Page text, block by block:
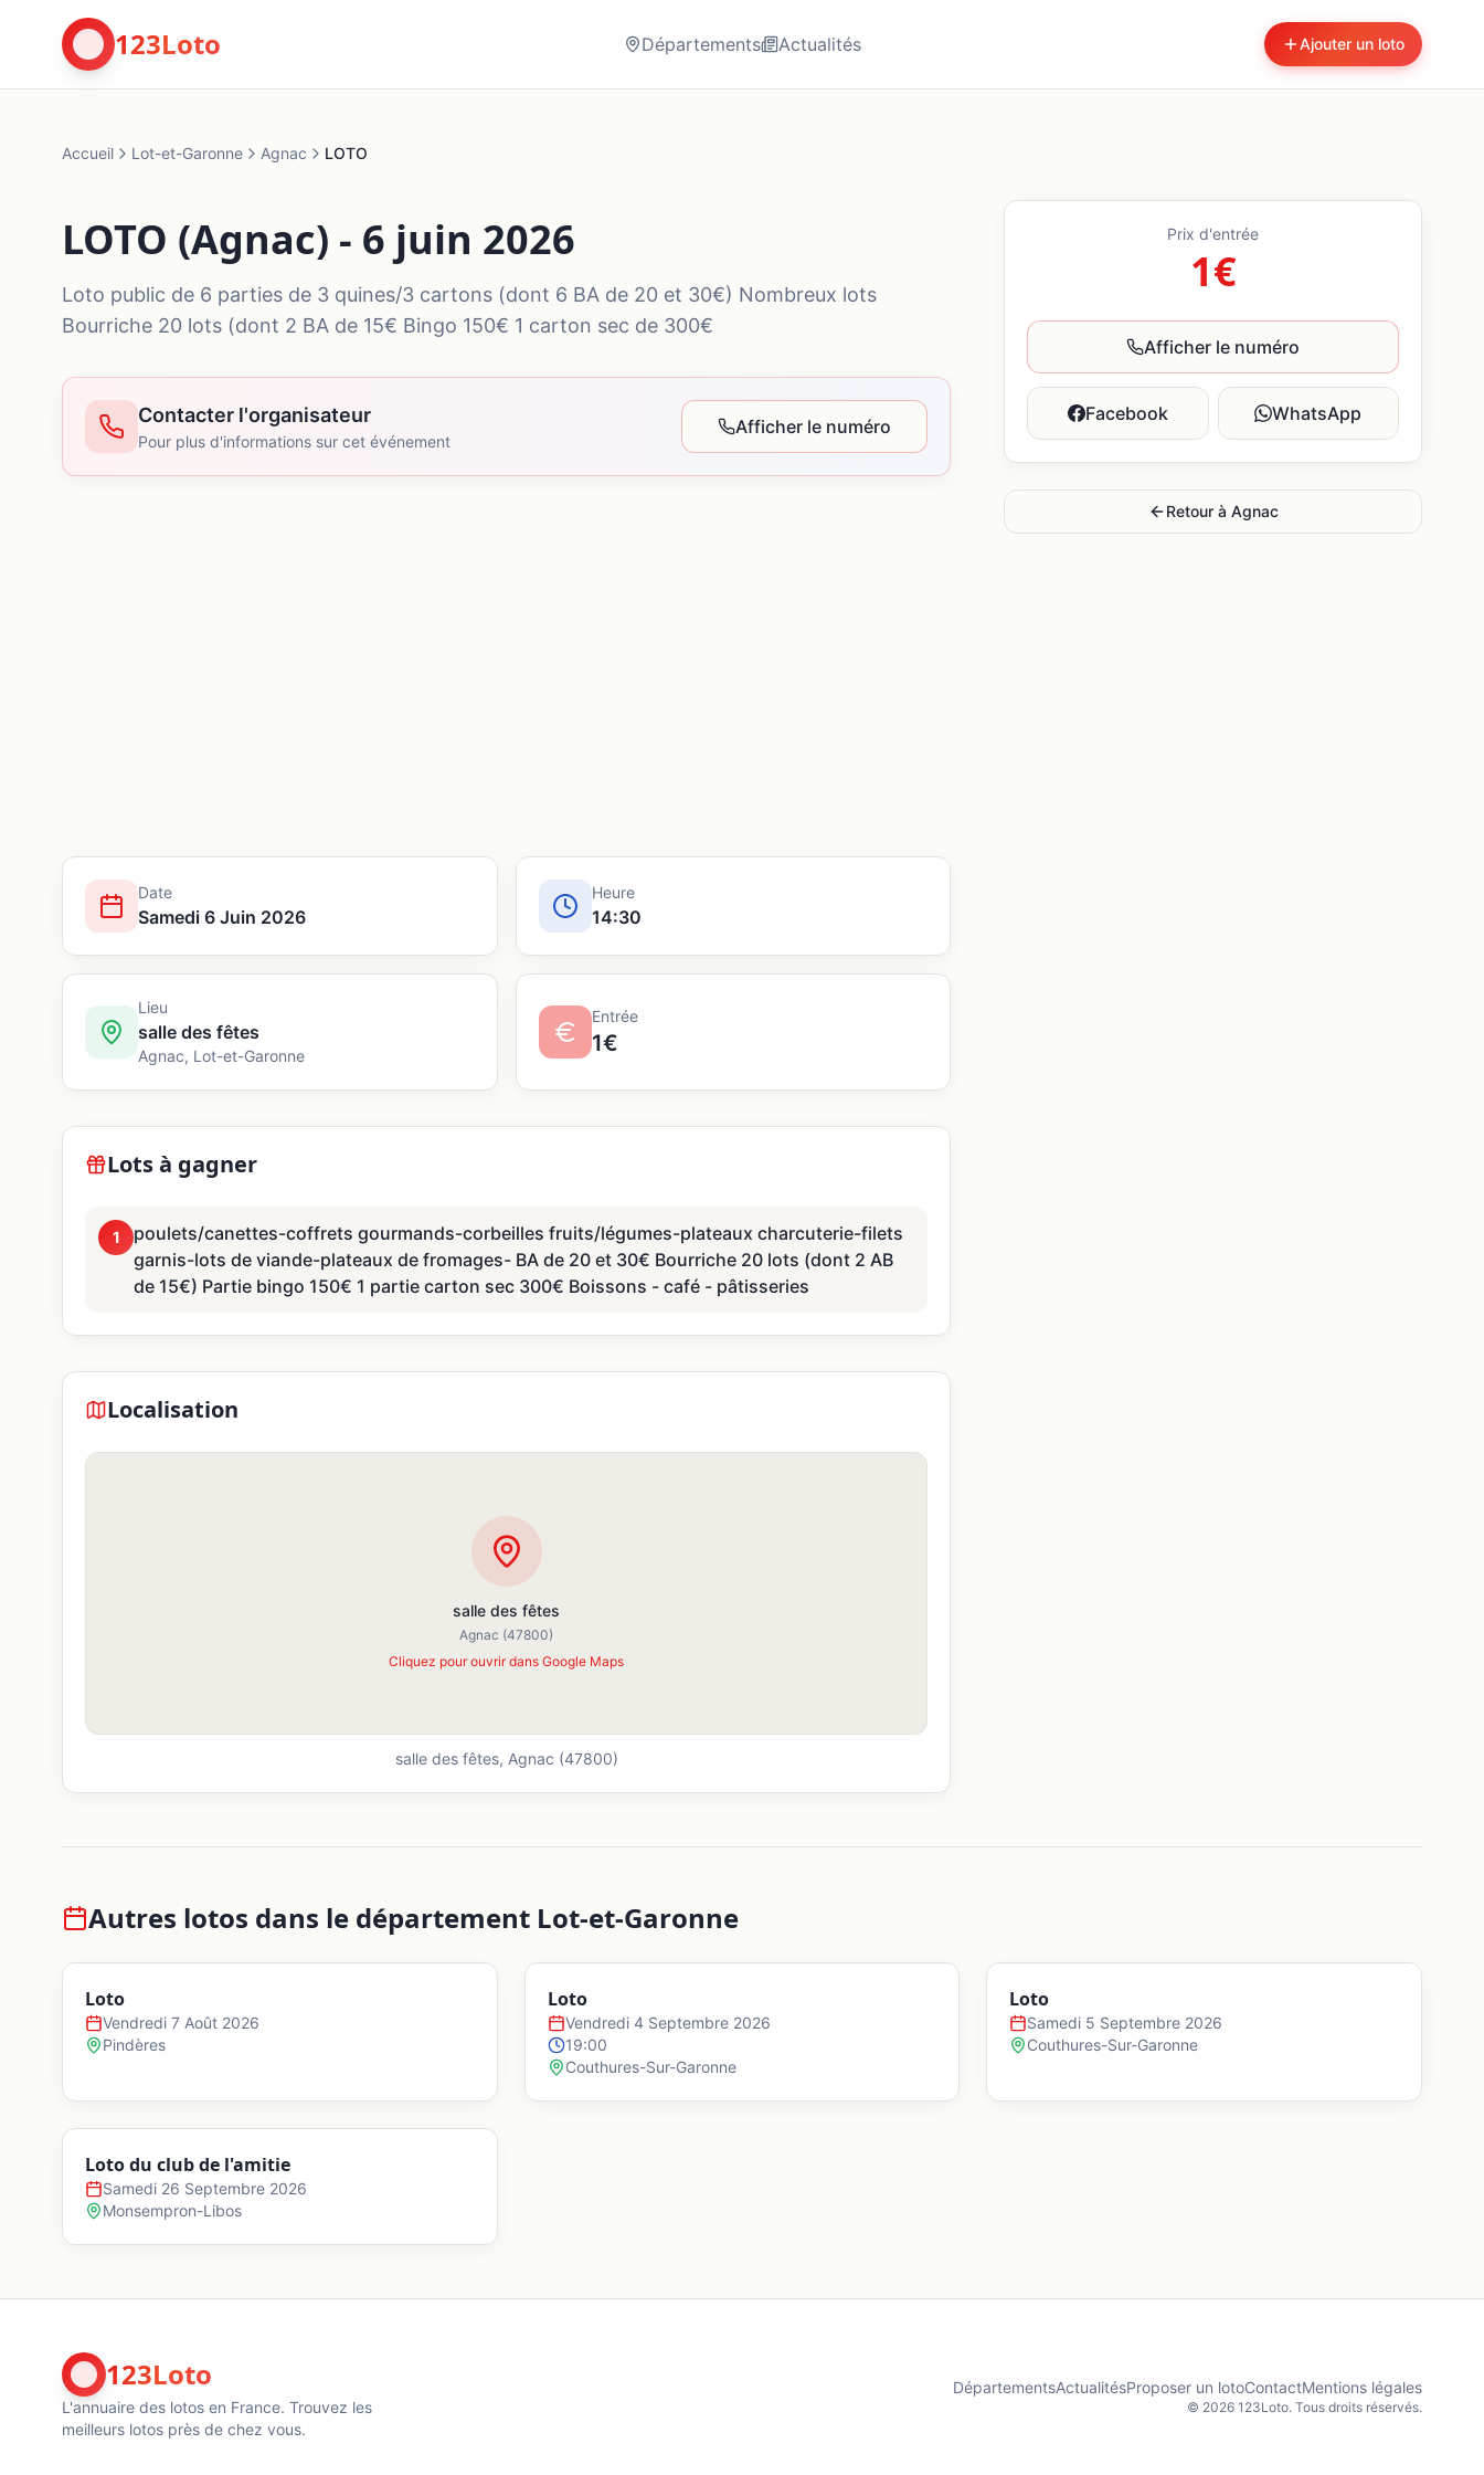
123Loto Départements Actualités Ajouter un loto
Accueil Lot-et-Garonne Agnac LOTO
LOTO (Agnac) - 6 juin 2026
Loto public de 6 parties de 3 quines/3 cartons (dont 6 BA de 20 et 30€) Nombreux lots
Bourriche 20 lots (dont 2 BA de 15€ Bingo 150€ 1 carton sec de 300€
Contacter l'organisateur
Pour plus d'informations sur cet événement
Afficher le numéro
Date
Samedi 6 Juin 2026
Heure
14:30
Lieu
salle des fêtes
Agnac, Lot-et-Garonne
Entrée
1€
Lots à gagner
1
poulets/canettes-coffrets gourmands-corbeilles fruits/légumes-plateaux charcuterie-filets
garnis-lots de viande-plateaux de fromages- BA de 20 et 30€ Bourriche 20 lots (dont 2 AB
de 15€) Partie bingo 150€ 1 partie carton sec 300€ Boissons - café - pâtisseries
Localisation
salle des fêtes
Agnac (47800)
Cliquez pour ouvrir dans Google Maps
salle des fêtes, Agnac (47800)
Prix d'entrée
1€
Afficher le numéro
Facebook WhatsApp
Retour à Agnac
Autres lotos dans le département Lot-et-Garonne
Loto
Vendredi 7 Août 2026
Pindères
Loto
Vendredi 4 Septembre 2026
19:00
Couthures-Sur-Garonne
Loto
Samedi 5 Septembre 2026
Couthures-Sur-Garonne
Loto du club de l'amitie
Samedi 26 Septembre 2026
Monsempron-Libos
123Loto
L'annuaire des lotos en France. Trouvez les
meilleurs lotos près de chez vous.
DépartementsActualitésProposer un lotoContactMentions légales
© 2026 123Loto. Tous droits réservés.